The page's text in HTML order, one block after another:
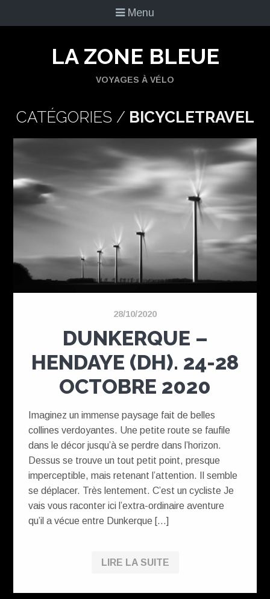
Menu
LA ZONE BLEUE
VOYAGES À VÉLO
CATÉGORIES / BICYCLETRAVEL
28/10/2020
DUNKERQUE –
HENDAYE (DH). 24-28
OCTOBRE 2020
Imaginez un immense paysage fait de belles
collines verdoyantes. Une petite route se faufile
dans le décor jusqu’à se perdre dans l’horizon.
Dessus se trouve un tout petit point, presque
imperceptible, mais retenant l’attention. Il semble
se déplacer. Très lentement. C’est un cycliste Je
vais vous raconter ici l’extra-ordinaire aventure
qu’il a vécue entre Dunkerque […]
LIRE LA SUITE